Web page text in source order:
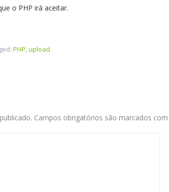
o PHP irá aceitar.
PHP,upload
Campos obrigatórios são marcados com